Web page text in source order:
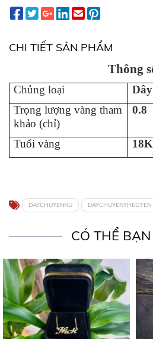
CHI TIẾT SẢN PHẨM
Thông
Chủng loại
Trọng lượng vàng tham
khảo (chỉ)
0.8
Tuổi vàng
DAYCHUYENNU DAYCHUYENTHEOTEN
CÓ THỂ